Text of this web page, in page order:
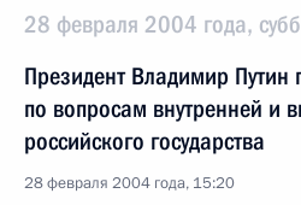
28 февраля 2004 года,
Президент Владимир Путин
по вопросам внутренней и
российского государства
28 февраля 2004 года, 15:20